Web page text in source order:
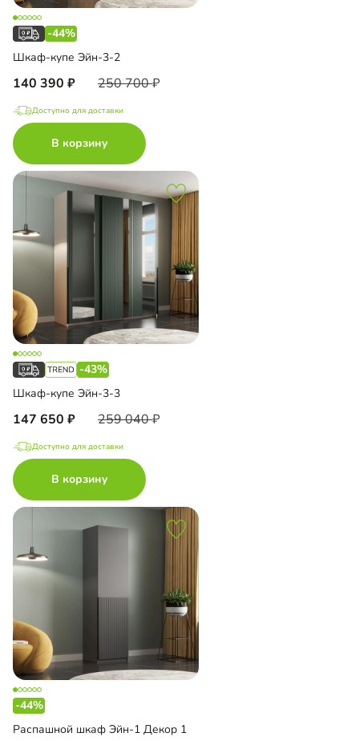
-44%
Шкаф-купе Эйн-3-2
140 390 250 700
Доступно для доставки
В корзину
-43%
Шкаф-купе Эйн-3-3
147 650 259 040
Доступно для доставки
В корзину
-44%
Распашной шкаф Эйн-1 Декор 1